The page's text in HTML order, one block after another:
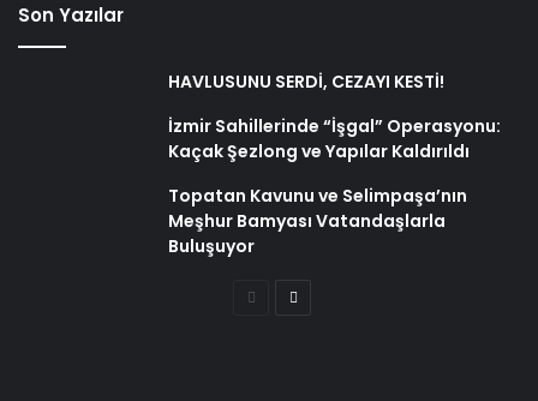
Son Yazılar
HAVLUSUNU SERDİ, CEZAYI KESTİ!
İzmir Sahillerinde “İşgal” Operasyonu:
Kaçak Şezlong ve Yapılar Kaldırıldı
Topatan Kavunu ve Selimpaşa’nın
Meşhur Bamyası Vatandaşlarla
Buluşuyor
ÖncekiSonraki